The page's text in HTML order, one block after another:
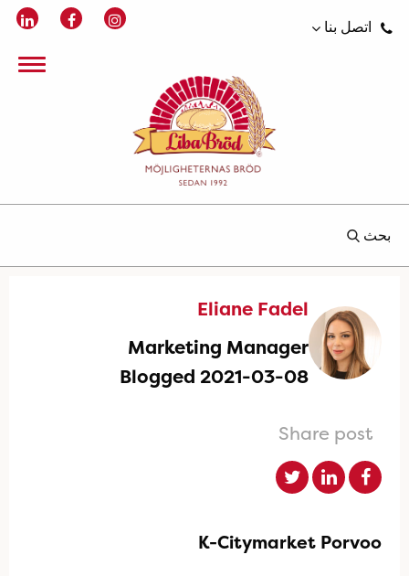
اتصل بنا
بحث
Eliane Fadel
Marketing Manager
Blogged 2021-03-08
Share post
K-Citymarket Porvoo